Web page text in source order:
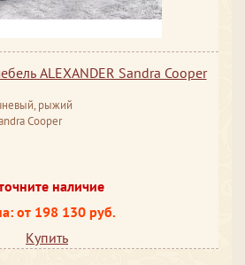
ALEXANDER Sandra Cooper
рыжий
Cooper
наличие
от 198 130 руб.
Купить